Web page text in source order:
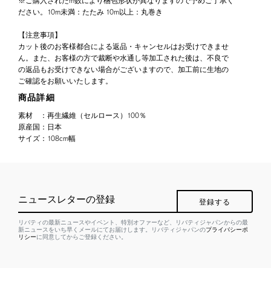
ださい。10m未満：たたみ 10m以上：丸巻き
【注意事項】
カット後のお客様都合による返品・キャンセルはお受けできませ
ん。また、お客様の方で裁断や水通し等加工された後は、不良で
の返品もお受けできない場合がございますので、加工前に生地の
ご確認をお願いいたします。
商品詳細
素材 ： 再生繊維（セルロース）100％
原産国 ： 日本
サイズ ： 108cm幅
ニュースレターの登録 登録する
リバティの最新ニュースやイベント、特別オファーなど、リバティジャパンからの最
新ニュースをいち早くメールにてお届けします。リバティジャパンのプライバシーポ
リシーに同意してからご登録ください。